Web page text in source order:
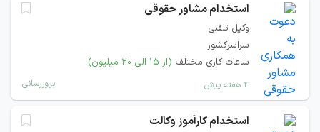
استخدام مشاور حقوقی
وکیل تلفنی
سراسرکشور
ساعات کاری مختلف (از ۱۵ الی ۲۰ میلیون)
۴ هفته پیش بروزرسانی
استخدام کارآموز وکالت